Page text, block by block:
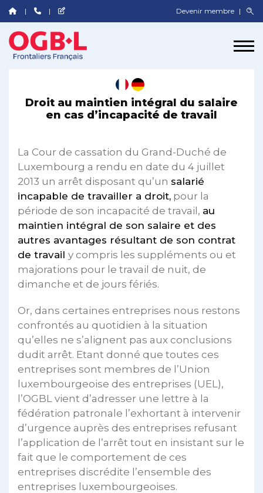
Devenir membre
Droit au maintien intégral du salaire
en cas d’incapacité de travail
La Cour de cassation du Grand-Duché de
Luxembourg a rendu en date du 4 juillet
2013 un arrêt disposant qu’un salarié
incapable de travailler a droit, pour la
période de son incapacité de travail, au
maintien intégral de son salaire et des
autres avantages résultant de son contrat
de travail y compris les suppléments ou et
majorations pour le travail de nuit, de
dimanche et de jours fériés.
Or, dans certaines entreprises nous restons
confrontés au quotidien à la situation
qu’elles ne s’alignent pas aux conclusions
dudit arrêt. Etant donné que toutes ces
entreprises sont membres de l’Union
luxembourgeoise des entreprises (UEL),
l’OGBL vient d’adresser une lettre à la
fédération patronale l’exhortant à intervenir
d’urgence auprès des entreprises refusant
l’application de l’arrêt tout en insistant sur le
fait que le comportement de ces
entreprises discrédite l’ensemble des
entreprises luxembourgeoises.